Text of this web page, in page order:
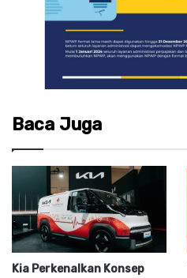
Baca Juga
Kia Perkenalkan Konsep